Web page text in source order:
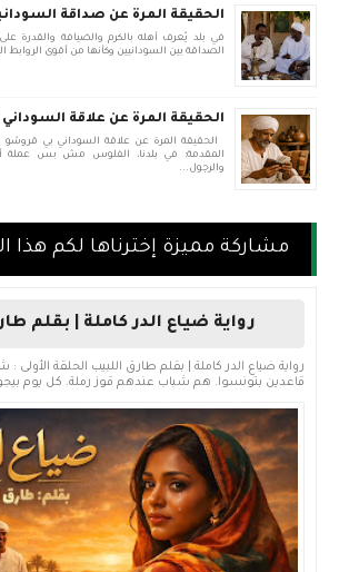
الحقيقة المرة عن صداقة
في بلد يُعرف أهله بالكرم والضيافة والقدرة
الصداقة بين السودانيين وكأنها من أقوى
الحقيقة المرة عن علاقة
الحقيقة المرة عن علاقة السوداني بي
المقدمة: في بلدنا، الفلوس مش بس عملة
والرجول...
مشاركة مميزة إخترناها لكم هذا
رواية ضياع الدر كاملة | بقلم
رواية ضياع الدر كاملة | بقلم طارق اللبيب الحلقة الأولى
قاعدين بتونسوا. هم شباب عندهم قوز رملة. كل يوم